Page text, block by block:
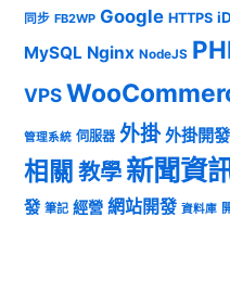
同步 FB2WP Google HTTPS
MySQL Nginx NodeJS
VPS
管理系統 伺服器 外掛 外掛開發
相關 教學 新聞資
發 筆記 經營 網站開發 資料庫